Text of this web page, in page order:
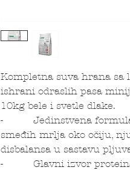
Kompletna suva hrana sa
ishrani odraslih pasa
10kg bele i svetle dlake.
- Jedinstvena formula
smeđih mrlja oko očiju,
disbalansa u sastavu
- Glavni izvor proteina